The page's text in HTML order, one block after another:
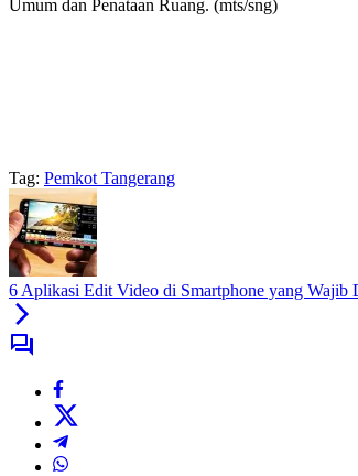
Umum dan Penataan Ruang. (mts/sng)
Tag: Pemkot Tangerang
6 Aplikasi Edit Video di Smartphone yang Wajib